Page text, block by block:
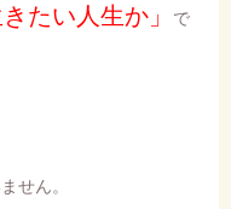
たい人生か」
で
せん。